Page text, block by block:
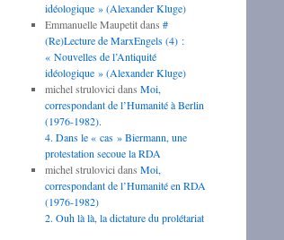
idéologique » (Alexander Kluge)
Emmanuelle Maupetitdans #
(Re)Lecture de MarxEngels (4) :
« Nouvelles de l’Antiquité
idéologique » (Alexander Kluge)
michel strulovici dans Moi,
correspondant de l’Humanité à Berlin
(1976-1982).
4. Dans le « cas » Biermann, une
protestation secoue la RDA
michel strulovici dans Moi,
correspondant de l’Humanité en RDA
(1976-1982)
2. Ouh là là, la dictature du prolétariat